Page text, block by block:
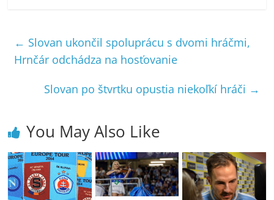
← Slovan ukončil spoluprácu s dvomi hráčmi,
Hrnčár odchádza na hosťovanie
Slovan po štvrtku opustia niekoľkí hráči →
You May Also Like